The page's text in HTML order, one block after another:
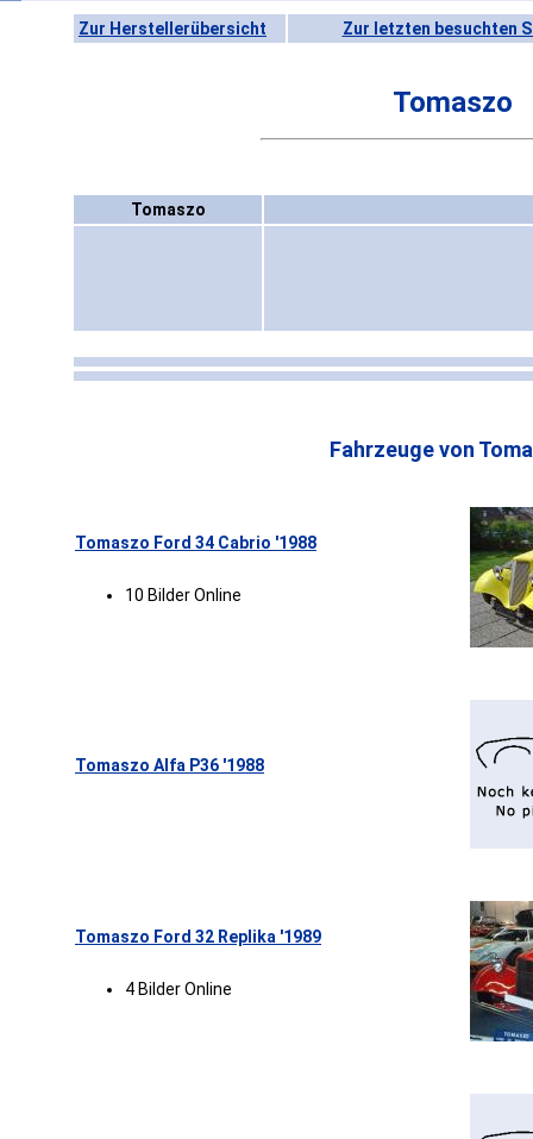
Zur Herstellerübersicht Zur letzten besuchten
Tomaszo
Tomaszo
Fahrzeuge von
Tomaszo Ford 34 Cabrio '1988
10 Bilder Online
Tomaszo Alfa P36 '1988
Tomaszo Ford 32 Replika '1989
4 Bilder Online